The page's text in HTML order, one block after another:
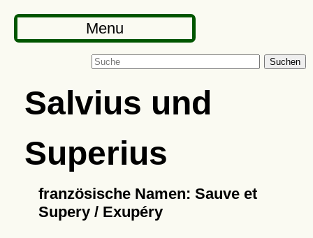
Menu
Suchen
Salvius und
Superius
französische Namen: Sauve et
Supery / Exupéry